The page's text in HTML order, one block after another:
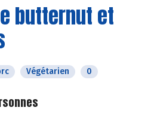
butternut et
Végétarien 0